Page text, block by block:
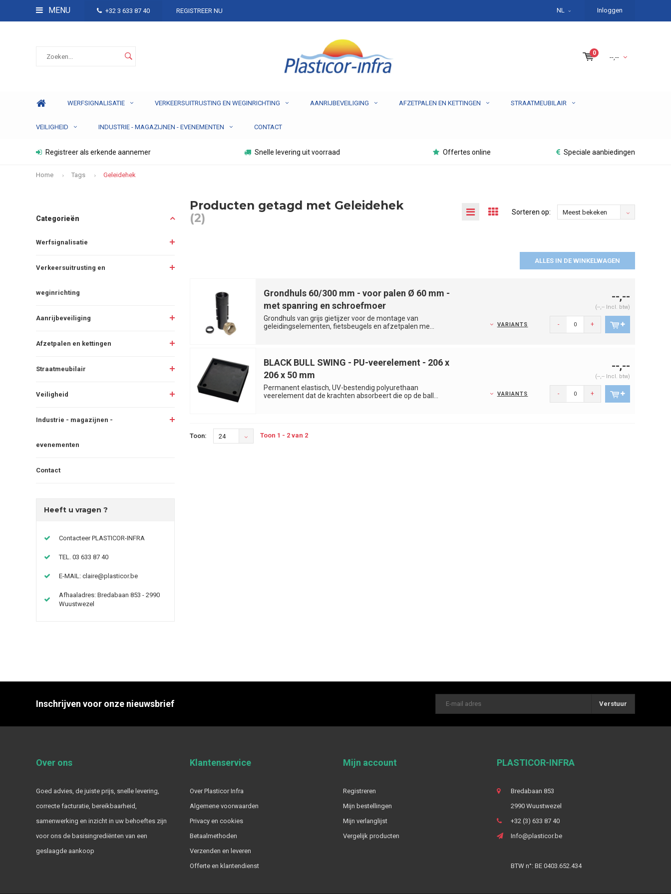
MENU +32 3 633 87 40 REGISTREER NU NL Inloggen
0
--,--
WERFSIGNALISATIE VERKEERSUITRUSTING EN WEGINRICHTING AANRIJBEVEILIGING AFZETPALEN EN KETTINGEN STRAATMEUBILAIR
VEILIGHEID INDUSTRIE - MAGAZIJNEN - EVENEMENTEN CONTACT
Registreer als erkende aannemer Snelle levering uit voorraad Offertes online Speciale aanbiedingen
Home Tags Geleidehek
Categorieën
Werfsignalisatie
Verkeersuitrusting en
weginrichting
Aanrijbeveiliging
Afzetpalen en kettingen
Straatmeubilair
Veiligheid
Industrie - magazijnen -
evenementen
Contact
Heeft u vragen ?
Contacteer PLASTICOR-INFRA
TEL. 03 633 87 40
E-MAIL: claire@plasticor.be
Afhaaladres: Bredabaan 853 - 2990
Wuustwezel
Producten getagd met Geleidehek
(2)
Sorteren op: Meest bekeken
ALLES IN DE WINKELWAGEN
Grondhuls 60/300 mm - voor palen Ø 60 mm -
met spanring en schroefmoer
Grondhuls van grijs gietijzer voor de montage van
geleidingselementen, fietsbeugels en afzetpalen me...
--,--
(--,-- Incl. btw)
VARIANTS - +
BLACK BULL SWING - PU-veerelement - 206 x
206 x 50 mm
Permanent elastisch, UV-bestendig polyurethaan
veerelement dat de krachten absorbeert die op de ball...
--,--
(--,-- Incl. btw)
VARIANTS - +
Toon: 24 Toon 1 - 2 van 2
Inschrijven voor onze nieuwsbrief Verstuur
Over ons
Goed advies, de juiste prijs, snelle levering,
correcte facturatie, bereikbaarheid,
samenwerking en inzicht in uw behoeftes zijn
voor ons de basisingrediënten van een
geslaagde aankoop
Klantenservice
Over Plasticor Infra
Algemene voorwaarden
Privacy en cookies
Betaalmethoden
Verzenden en leveren
Offerte en klantendienst
Mijn account
Registreren
Mijn bestellingen
Mijn verlanglijst
Vergelijk producten
PLASTICOR-INFRA
Bredabaan 853
2990 Wuustwezel
+32 (3) 633 87 40
Info@plasticor.be
BTW n°: BE 0403.652.434